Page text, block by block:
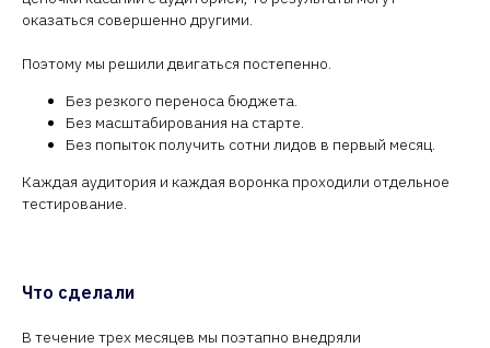
оказаться совершенно другими.
Поэтому мы решили двигаться постепенно.
Без резкого переноса бюджета.
Без масштабирования на старте.
Без попыток получить сотни лидов в первый месяц.
Каждая аудитория и каждая воронка проходили отдельное
тестирование.
Что сделали
В течение трех месяцев мы поэтапно внедряли